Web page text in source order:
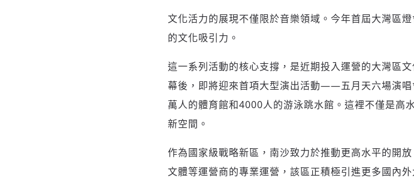
登入或註冊
輸入 Email 驗證碼
文化活力的展現不僅限於音樂領域。今年首屆大灣區
的文化吸引力。
這一系列活動的核心支撐，是近期投入運營的大灣區
幕後，即將迎來首項大型演出活動——五月天六場演
萬人的體育館和4000人的游泳跳水館。這裡不僅是高
新空間。
作為國家級戰略新區，南沙致力於推動更高水平的開
文體等運營商的專業運營，該區正積極引進更多國內